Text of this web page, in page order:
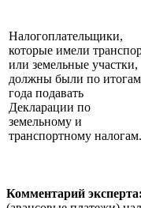
Налогоплательщики,
которые имели
или земельные участки,
должны были по итогам
года подавать
Декларации по
земельному и
транспортному налогам.
Комментарий эксперта: